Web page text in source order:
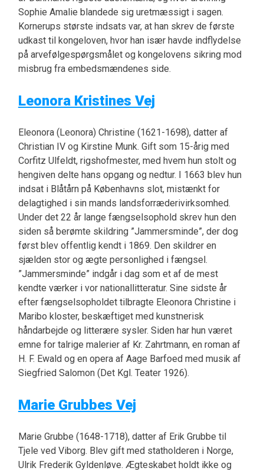
Sophie Amalie blandede sig uretmæssigt i sagen.
Kornerups største indsats var, at han skrev de første
udkast til kongeloven, hvor han især havde indflydelse
på arvefølgespørgsmålet og kongelovens sikring mod
misbrug fra embedsmændenes side.
Leonora Kristines Vej
Eleonora (Leonora) Christine (1621-1698), datter af
Christian IV og Kirstine Munk. Gift som 15-årig med
Corfitz Ulfeldt, rigshofmester, med hvem hun stolt og
hengiven delte hans opgang og nedtur. I 1663 blev hun
indsat i Blåtårn på Københavns slot, mistænkt for
delagtighed i sin mands landsforræderivirksomhed.
Under det 22 år lange fængselsophold skrev hun den
siden så berømte skildring ”Jammersminde”, der dog
først blev offentlig kendt i 1869. Den skildrer en
sjælden stor og ægte personlighed i fængsel.
”Jammersminde” indgår i dag som et af de mest
kendte værker i vor nationallitteratur. Sine sidste år
efter fængselsopholdet tilbragte Eleonora Christine i
Maribo kloster, beskæftiget med kunstnerisk
håndarbejde og litterære sysler. Siden har hun været
emne for talrige malerier af Kr. Zahrtmann, en roman af
H. F. Ewald og en opera af Aage Barfoed med musik af
Siegfried Salomon (Det Kgl. Teater 1926).
Marie Grubbes Vej
Marie Grubbe (1648-1718), datter af Erik Grubbe til
Tjele ved Viborg. Blev gift med statholderen i Norge,
Ulrik Frederik Gyldenløve. Ægteskabet holdt ikke og